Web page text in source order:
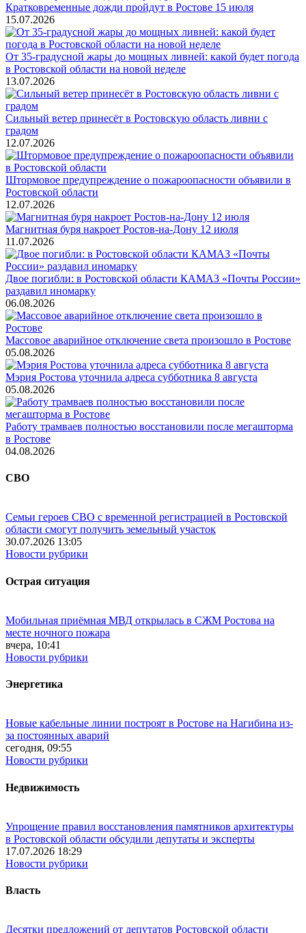
Кратковременные дожди пройдут в Ростове 15 июля
15.07.2026
От 35-градусной жары до мощных ливней: какой будет погода
в Ростовской области на новой неделе
13.07.2026
Сильный ветер принесёт в Ростовскую область ливни с
градом
12.07.2026
Штормовое предупреждение о пожароопасности объявили в
Ростовской области
12.07.2026
Магнитная буря накроет Ростов-на-Дону 12 июля
11.07.2026
Двое погибли: в Ростовской области КАМАЗ «Почты России»
раздавил иномарку
06.08.2026
Массовое аварийное отключение света произошло в Ростове
05.08.2026
Мэрия Ростова уточнила адреса субботника 8 августа
05.08.2026
Работу трамваев полностью восстановили после мегашторма
в Ростове
04.08.2026
СВО
Семьи героев СВО с временной регистрацией в Ростовской
области смогут получить земельный участок
30.07.2026 13:05
Новости рубрики
Острая ситуация
Мобильная приёмная МВД открылась в СЖМ Ростова на
месте ночного пожара
вчера, 10:41
Новости рубрики
Энергетика
Новые кабельные линии построят в Ростове на Нагибина из-
за постоянных аварий
сегодня, 09:55
Новости рубрики
Недвижимость
Упрощение правил восстановления памятников архитектуры
в Ростовской области обсудили депутаты и эксперты
17.07.2026 18:29
Новости рубрики
Власть
Десятки предложений от депутатов Ростовской области